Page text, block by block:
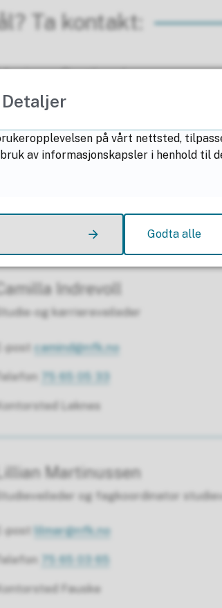
Ta kontakt:
Bratland
Studieveileder
postmarbra@nfk.no
75 65 31 73
Camilla Indrevoll
Studie-og karriereveileder
E-post camind@nfk.no
Telefon 75 65 05 33
Leknes
Martinussen
Studieveileder og fagkoordinator
E-post lilmar@nfk.no
Telefon 75 65 03 65
Fauske
Detaljer
på vårt nettsted,
av informasjonskapsler i henhold til
Godta alle